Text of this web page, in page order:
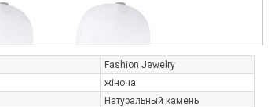
Fashion Jewelry
жіноча
Натуральный камень